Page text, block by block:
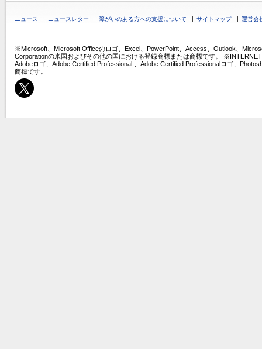
ニュース ニュースレター 障がいのある方への支援について サイトマップ 運営会
※Microsoft、Microsoft Officeのロゴ、Excel、PowerPoint、Access、Outlook、
Corporationの米国およびその他の国における登録商標または商標です。
Adobeロゴ、Adobe Certified Professional 、Adobe Certified Professionalロゴ、
商標です。